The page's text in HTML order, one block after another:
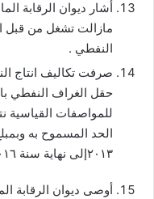
أشار ديوان الرقابة
مازالت تشغل من قبل
النفطي .
صرفت تكاليف انتاج
حقل الغراف النفطي
للمواصفات القياسية
٢٠١٣إلى نهاية سنة ٢٠١٦
أوصى ديوان الرقابة